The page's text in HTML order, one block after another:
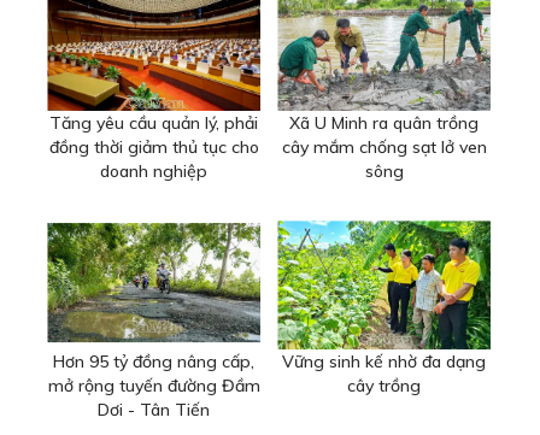
Tăng yêu cầu quản lý, phải
đồng thời giảm thủ tục cho
doanh nghiệp
Xã U Minh ra quân trồng
cây mắm chống sạt lở ven
sông
Hơn 95 tỷ đồng nâng cấp,
mở rộng tuyến đường Đầm
Dơi - Tân Tiến
Vững sinh kế nhờ đa dạng
cây trồng